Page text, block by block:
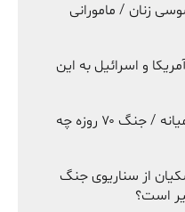
زنان / مامورانی
و اسرائیل به این
برندگان پنهان جنگ خاورمیانه / جنگ ۷۰ روزه چه
از سناریوی جنگ
است؟